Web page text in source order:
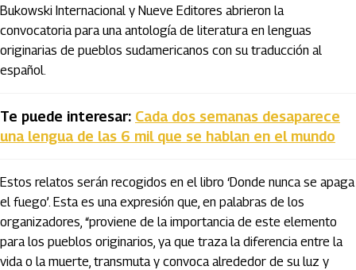
Bukowski Internacional y Nueve Editores abrieron la
convocatoria para una antología de literatura en lenguas
originarias de pueblos sudamericanos con su traducción al
español.
Te puede interesar: Cada dos semanas desaparece
una lengua de las 6 mil que se hablan en el mundo
Estos relatos serán recogidos en el libro ‘Donde nunca se apaga
el fuego’. Esta es una expresión que, en palabras de los
organizadores, “proviene de la importancia de este elemento
para los pueblos originarios, ya que traza la diferencia entre la
vida o la muerte, transmuta y convoca alrededor de su luz y